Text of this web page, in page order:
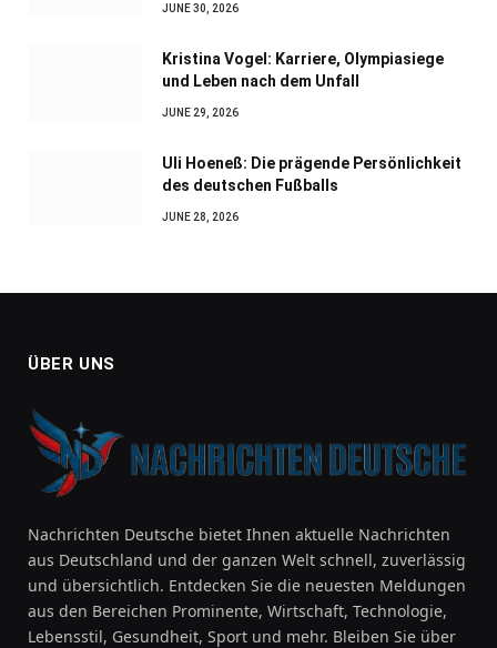
JUNE 30, 2026
Kristina Vogel: Karriere, Olympiasiege
und Leben nach dem Unfall
JUNE 29, 2026
Uli Hoeneß: Die prägende Persönlichkeit
des deutschen Fußballs
JUNE 28, 2026
ÜBER UNS
Nachrichten Deutsche bietet Ihnen aktuelle Nachrichten
aus Deutschland und der ganzen Welt schnell, zuverlässig
und übersichtlich. Entdecken Sie die neuesten Meldungen
aus den Bereichen Prominente, Wirtschaft, Technologie,
Lebensstil, Gesundheit, Sport und mehr. Bleiben Sie über